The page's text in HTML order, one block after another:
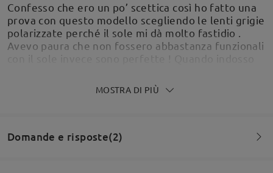
Confesso che ero un po’ scettica così ho fatto una
prova con questo modello scegliendo le lenti grigie
polarizzate perché il sole mi dà molto fastidio .
Avevo paura che non fossero abbastanza funzionali
montatura è perfetta, sembra abbastanza solida .
Vedremo nel corso e dei mesi se sono robusti . Per
MOSTRA DI PIÙ
Domande e risposte(2)